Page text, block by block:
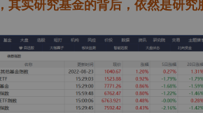
其实研究基金的背后，依然是研